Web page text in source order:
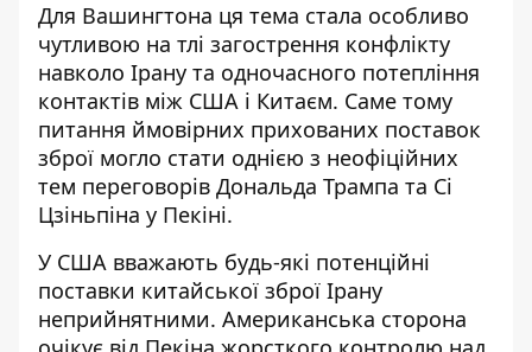
Для Вашингтона ця тема стала особливо
чутливою на тлі загострення конфлікту
навколо Ірану та одночасного потепління
контактів між США і Китаєм. Саме тому
питання ймовірних прихованих поставок
зброї могло стати однією з неофіційних
тем переговорів Дональда Трампа та Сі
Цзіньпіна у Пекіні.
У США вважають будь-які потенційні
поставки китайської зброї Ірану
неприйнятними. Американська сторона